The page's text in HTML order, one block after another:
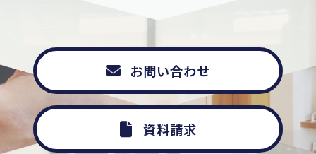
お問い合わせ
資料請求